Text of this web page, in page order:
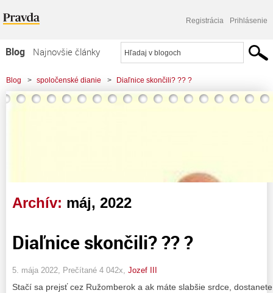
Registrácia Prihlásenie
Blog
Najnovšie články
Najčítanejšie články
Najkomentovanejšie články
Blog > spoločenské dianie > Diaľnice skončili? ?? ?
Archív: máj, 2022
Diaľnice skončili? ?? ?
5. mája 2022, Prečítané 4 042x, Jozef III
Stačí sa prejsť cez Ružomberok a ak máte slabšie srdce,